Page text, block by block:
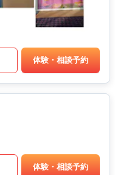
体験・相談予約
体験・相談予約